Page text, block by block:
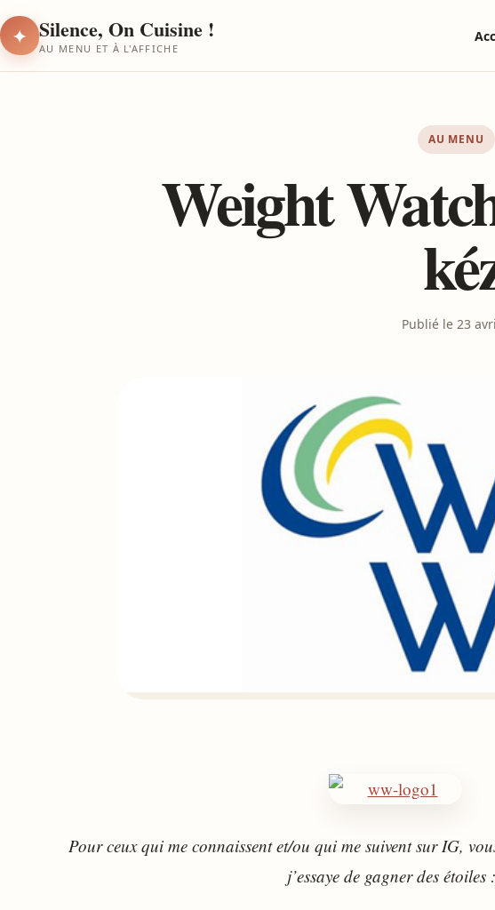
✦ Silence, On Cuisine !
AU MENU ET À L'AFFICHE
AU MENU
Weight
Publié le 23
Pour ceux qui me connaissent et/ou qui me suivent sur IG,
j’essaye de gagner des étoiles